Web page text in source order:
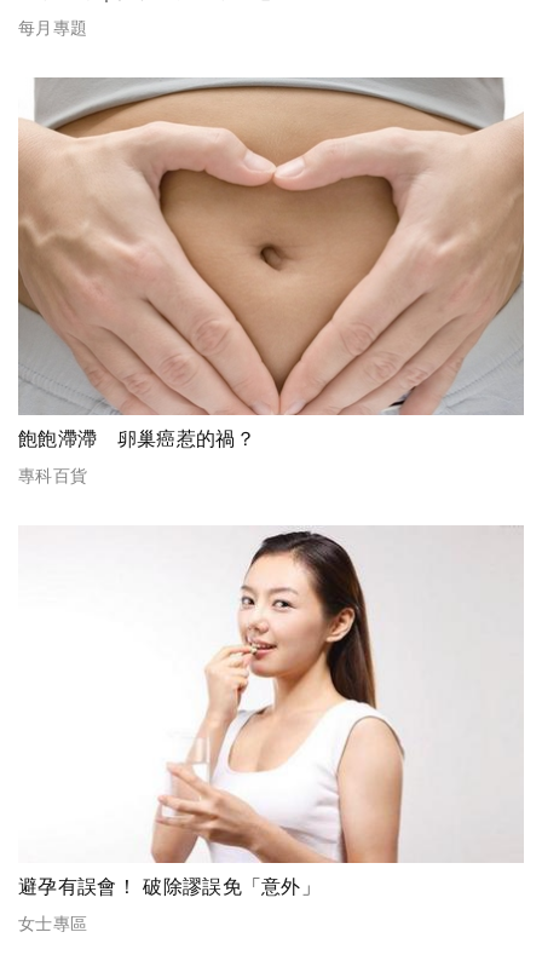
每月專題
飽飽滯滯 卵巢癌惹的禍？
專科百貨
避孕有誤會！ 破除謬誤免「意外」
女士專區